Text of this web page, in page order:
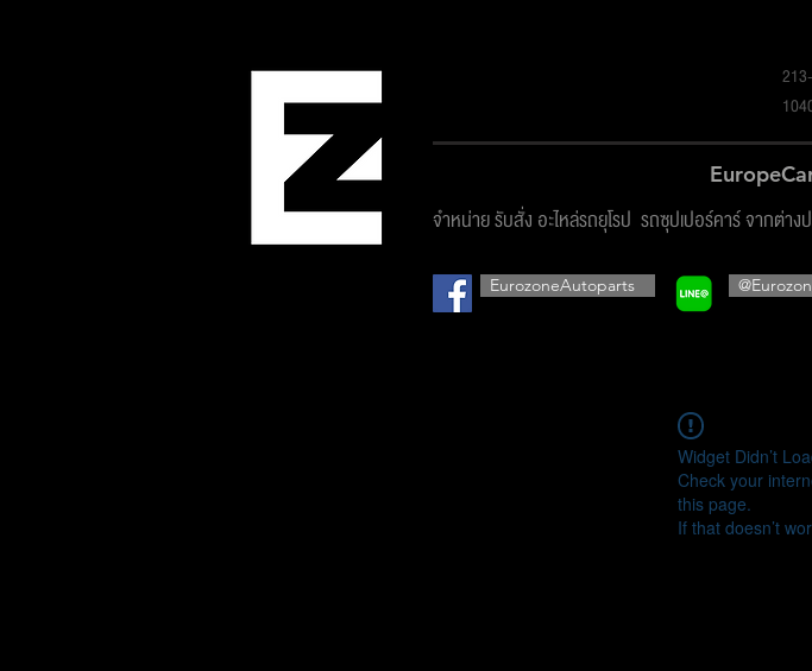
จำหน่าย รับสั่ง อะไหล่รถยุโรป รถซุปเปอร์คาร์ จากต่าง
EurozoneAutoparts
Widget Didn’t
Check your
this page.
If that doesn’t